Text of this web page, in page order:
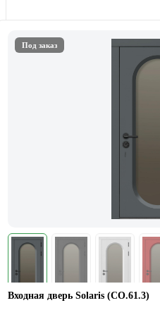
Под заказ
Входная дверь Solaris (СО.61.3)